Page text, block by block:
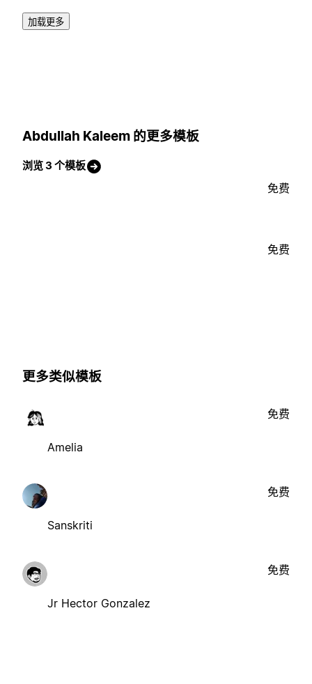
加载更多
Abdullah Kaleem 的更多模板
浏览 3 个模板
免费
免费
更多类似模板
Amelia
免费
Sanskriti
免费
Jr Hector Gonzalez
免费